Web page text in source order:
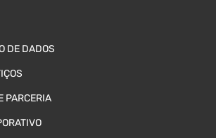
DE DADOS
PARCERIA